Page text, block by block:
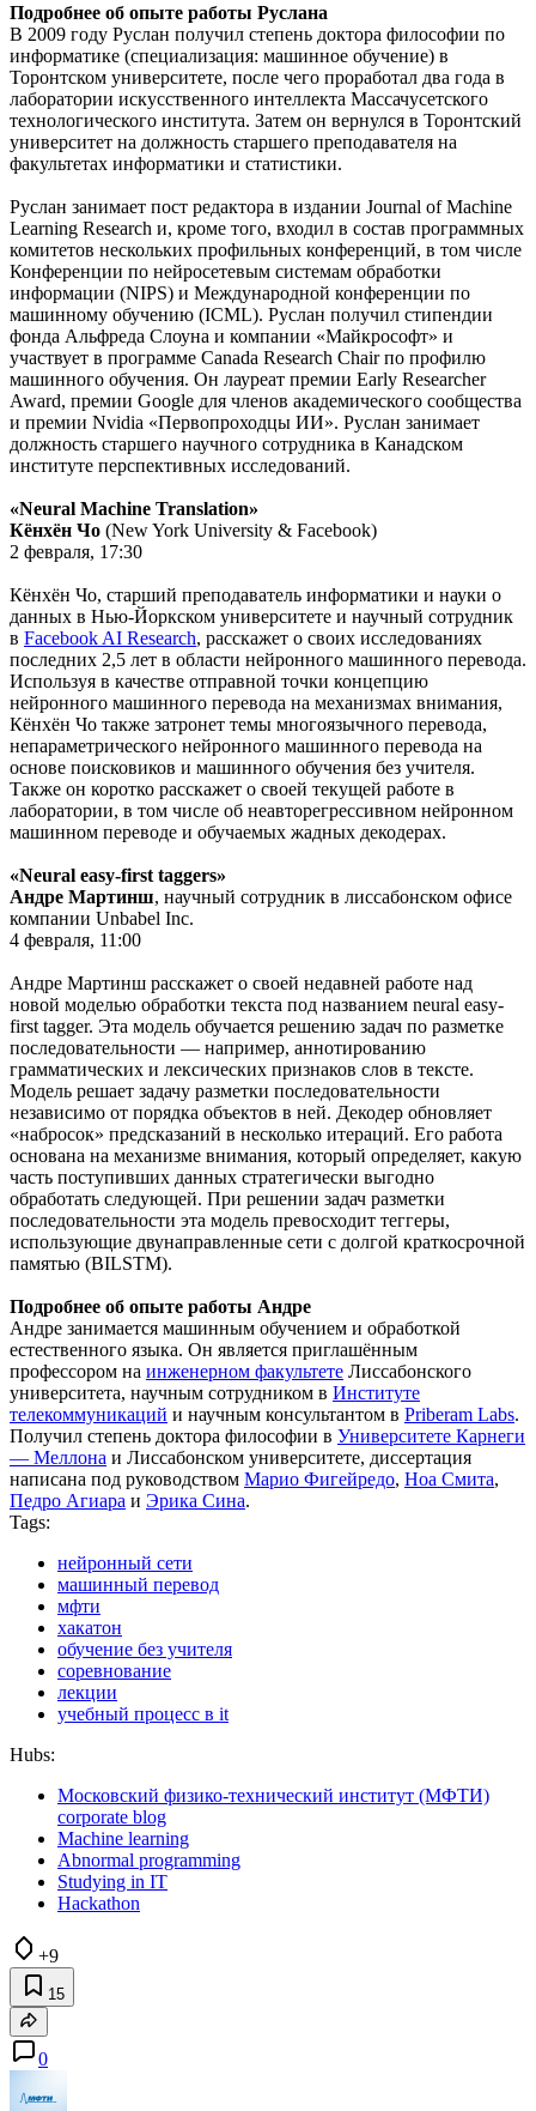
Подробнее об опыте работы Руслана
В 2009 году Руслан получил степень доктора философии по
информатике (специализация: машинное обучение) в
Торонтском университете, после чего проработал два года в
лаборатории искусственного интеллекта Массачусетского
технологического института. Затем он вернулся в Торонтский
университет на должность старшего преподавателя на
факультетах информатики и статистики.
Руслан занимает пост редактора в издании Journal of Machine
Learning Research и, кроме того, входил в состав программных
комитетов нескольких профильных конференций, в том числе
Конференции по нейросетевым системам обработки
информации (NIPS) и Международной конференции по
машинному обучению (ICML). Руслан получил стипендии
фонда Альфреда Слоуна и компании «Майкрософт» и
участвует в программе Canada Research Chair по профилю
машинного обучения. Он лауреат премии Early Researcher
Award, премии Google для членов академического сообщества
и премии Nvidia «Первопроходцы ИИ». Руслан занимает
должность старшего научного сотрудника в Канадском
институте перспективных исследований.
«Neural Machine Translation»
Кёнхён Чо (New York University & Facebook)
2 февраля, 17:30
Кёнхён Чо, старший преподаватель информатики и науки о
данных в Нью-Йоркском университете и научный сотрудник
в Facebook AI Research, расскажет о своих исследованиях
последних 2,5 лет в области нейронного машинного перевода.
Используя в качестве отправной точки концепцию
нейронного машинного перевода на механизмах внимания,
Кёнхён Чо также затронет темы многоязычного перевода,
непараметрического нейронного машинного перевода на
основе поисковиков и машинного обучения без учителя.
Также он коротко расскажет о своей текущей работе в
лаборатории, в том числе об неавторегрессивном нейронном
машинном переводе и обучаемых жадных декодерах.
«Neural easy-first taggers»
Андре Мартинш, научный сотрудник в лиссабонском офисе
компании Unbabel Inc.
4 февраля, 11:00
Андре Мартинш расскажет о своей недавней работе над
новой моделью обработки текста под названием neural easy-
first tagger. Эта модель обучается решению задач по разметке
последовательности — например, аннотированию
грамматических и лексических признаков слов в тексте.
Модель решает задачу разметки последовательности
независимо от порядка объектов в ней. Декодер обновляет
«набросок» предсказаний в несколько итераций. Его работа
основана на механизме внимания, который определяет, какую
часть поступивших данных стратегически выгодно
обработать следующей. При решении задач разметки
последовательности эта модель превосходит теггеры,
использующие двунаправленные сети с долгой краткосрочной
памятью (BILSTM).
Подробнее об опыте работы Андре
Андре занимается машинным обучением и обработкой
естественного языка. Он является приглашённым
профессором на инженерном факультете Лиссабонского
университета, научным сотрудником в Институте
телекоммуникаций и научным консультантом в Priberam Labs.
Получил степень доктора философии в Университете Карнеги
— Меллона и Лиссабонском университете, диссертация
написана под руководством Марио Фигейредо, Ноа Смита,
Педро Агиара и Эрика Сина.
Tags:
нейронный сети
машинный перевод
мфти
хакатон
обучение без учителя
соревнование
лекции
учебный процесс в it
Hubs:
Московский физико-технический институт (МФТИ)
corporate blog
Machine learning
Abnormal programming
Studying in IT
Hackathon
+9
15
0